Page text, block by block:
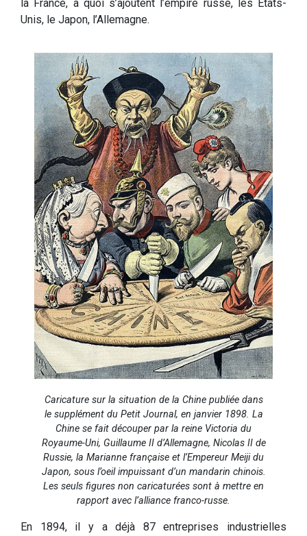
la France, à quoi s’ajoutent l’empire russe, les États-
Unis, le Japon, l’Allemagne.
Caricature sur la situation de la Chine publiée dans
le supplément du Petit Journal, en janvier 1898. La
Chine se fait découper par la reine Victoria du
Royaume-Uni, Guillaume II d’Allemagne, Nicolas II de
Russie, la Marianne française et l’Empereur Meiji du
Japon, sous l’oeil impuissant d’un mandarin chinois.
Les seuls figures non caricaturées sont à mettre en
rapport avec l’alliance franco-russe.
En 1894, il y a déjà 87 entreprises industrielles